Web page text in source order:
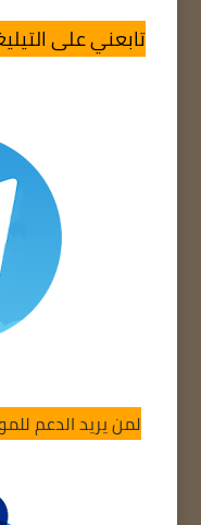
تابعني على
لمن يريد الدعم